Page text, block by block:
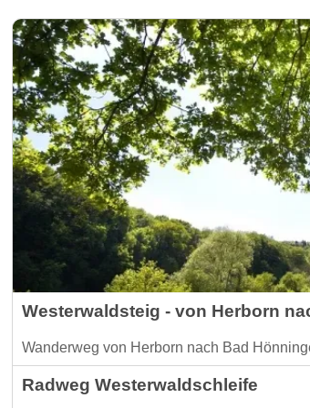
Westerwaldsteig - von Herborn
Wanderweg von Herborn nach Bad
Radweg Westerwaldschleife